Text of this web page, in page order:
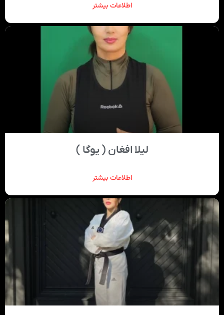
اطلاعات بیشتر
لیلا افغان ( یوگا )
اطلاعات بیشتر